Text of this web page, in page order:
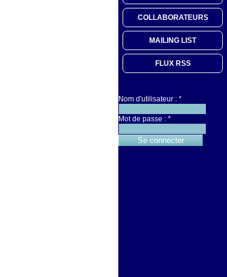
COLLABORATEURS
MAILING LIST
FLUX RSS
Nom d'utilisateur : *
Mot de passe : *